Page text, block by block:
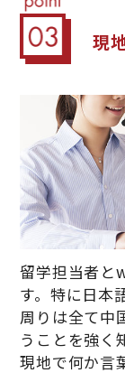
現
留学担当者と
す。特に日本
周りは全て中
うことを強く
現地で何か言